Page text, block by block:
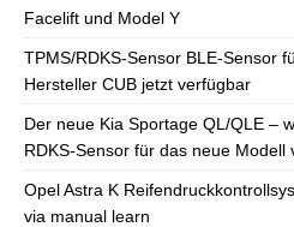
Facelift und Model Y
TPMS/RDKS-Sensor BLE-Sensor
Hersteller CUB jetzt verfügbar
Der neue Kia Sportage QL/QLE –
RDKS-Sensor für das neue Modell
Opel Astra K
via manual learn